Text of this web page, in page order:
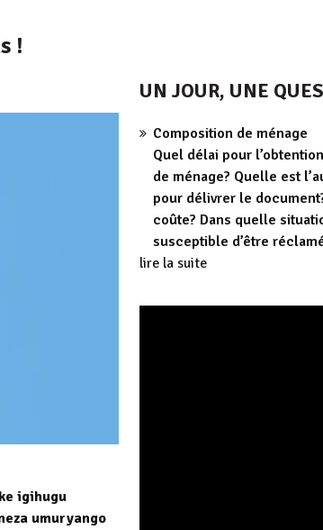
!
igihugu
umuryango
UN JOUR, UNE
Composition de ménage
Quel délai pour
de ménage? Quelle est
pour délivrer le
coûte? Dans quelle
susceptible d’être
lire la suite